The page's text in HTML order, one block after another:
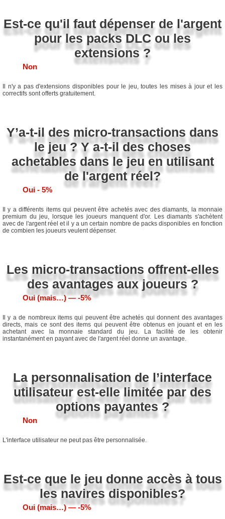
Est-ce qu'il faut dépenser de l'argent
pour les packs DLC ou les
extensions ?
Non
Il n'y a pas d'extensions disponibles pour le jeu, toutes les mises à jour et les
correctifs sont offerts gratuitement.
Y’a-t-il des micro-transactions dans
le jeu ? Y a-t-il des choses
achetables dans le jeu en utilisant
de l'argent réel?
Oui - 5%
Il y a différents items qui peuvent être achetés avec des diamants, la monnaie
premium du jeu, lorsque les joueurs manquent d'or. Les diamants s'achètent
avec de l'argent réel et il y a un certain nombre de packs disponibles en fonction
de combien les joueurs veulent dépenser.
Les micro-transactions offrent-elles
des avantages aux joueurs ?
Oui (mais…) ― -5%
Il y a de nombreux items qui peuvent être achetés qui donnent des avantages
directs, mais ce sont des items qui peuvent être obtenus en jouant et en les
achetant avec la monnaie standard du jeu. La facilité de les obtenir
instantanément en payant avec de l'argent réel donne un avantage.
La personnalisation de l’interface
utilisateur est-elle limitée par des
options payantes ?
Non
L'interface utilisateur ne peut pas être personnalisée.
Est-ce que le jeu donne accès à tous
les navires disponibles?
Oui (mais…) ― -5%